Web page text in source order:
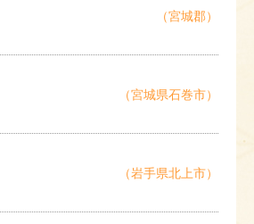
（宮城郡）
（宮城県石巻市）
（岩手県北上市）